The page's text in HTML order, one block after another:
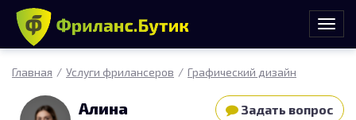
Главная Услуги фрилансеров Графический дизайн
Задать вопрос
Алина